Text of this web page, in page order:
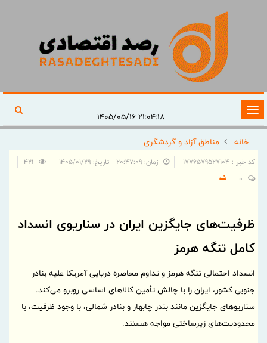
تغییر
وضعیت
ناوبری
خانه
مناطق آزاد و گردشگری
کد خبر : 1776579527104 زمان: ۲۰:۴۷:۰۹ - تاریخ: ۱۴۰۵/۰۱/۲۹
0
ظرفیت‌های جایگزین ایران در سناریوی انسداد
کامل تنگه هرمز
انسداد احتمالی تنگه هرمز و تداوم محاصره دریایی آمریکا علیه بنادر
جنوبی کشور، ایران را با چالش تأمین کالاهای اساسی روبرو می‌کند.
سناریوهای جایگزین مانند بندر چابهار و بنادر شمالی، با وجود ظرفیت، با
محدودیت‌های زیرساختی مواجه هستند.